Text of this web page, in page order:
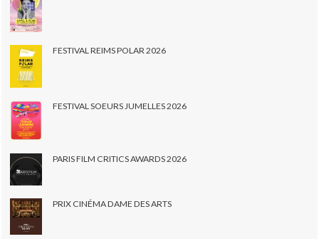
FESTIVAL REIMS POLAR 2026
FESTIVAL SOEURS JUMELLES 2026
PARIS FILM CRITICS AWARDS 2026
PRIX CINÉMA DAME DES ARTS